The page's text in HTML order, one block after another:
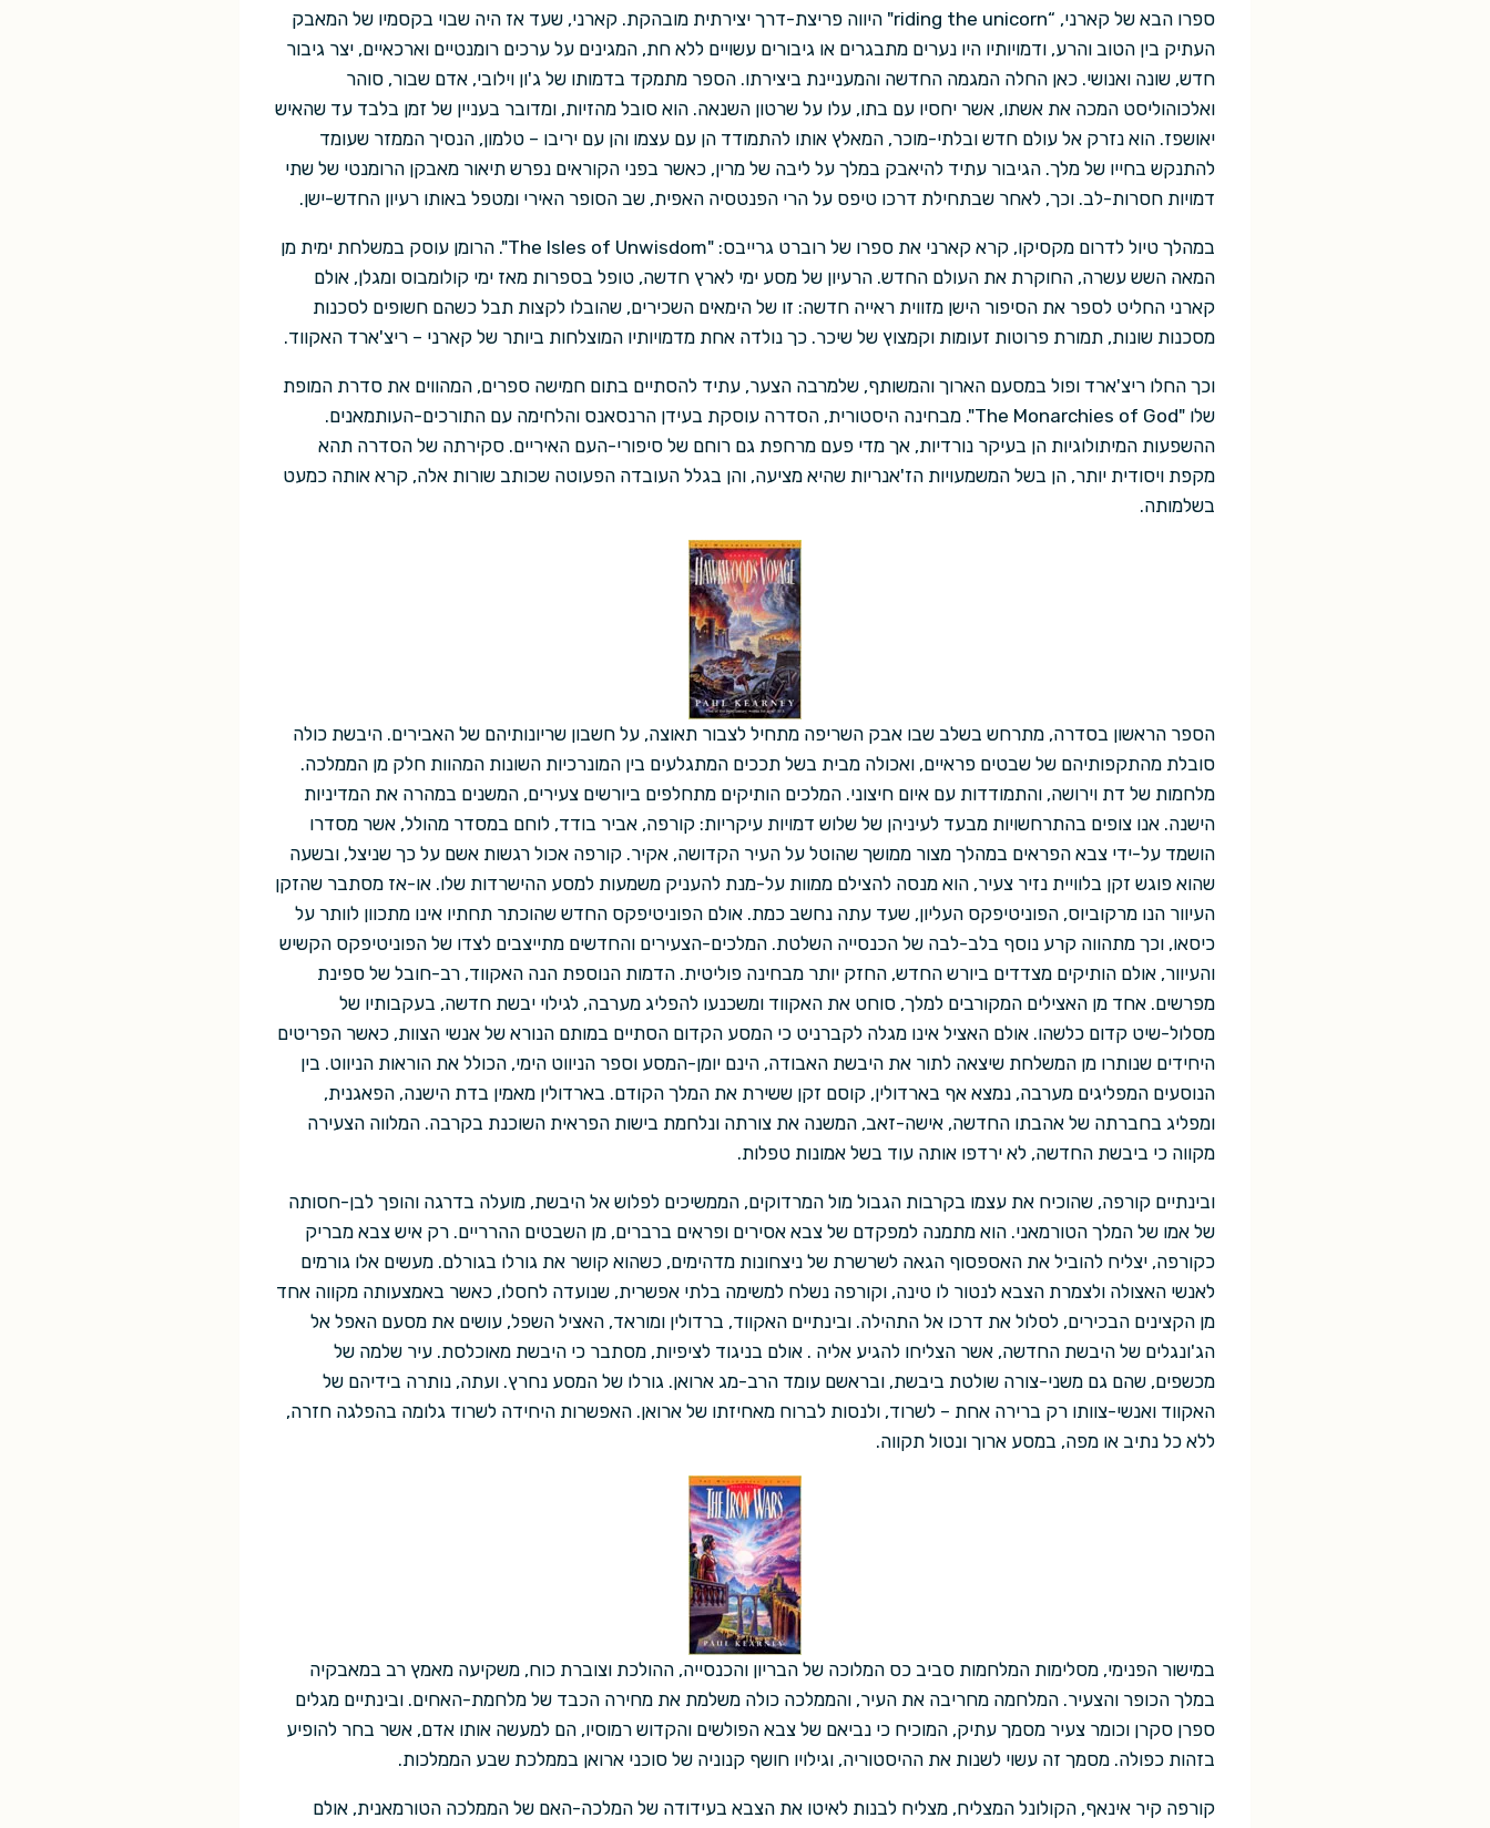
ספרו הבא של קארני, “riding the unicorn" היווה פריצת-דרך יצירתית מובהקת. קארני, שעד אז היה שבוי בקסמיו של המאבק
העתיק בין הטוב והרע, ודמויותיו היו נערים מתבגרים או גיבורים עשויים ללא חת, המגינים על ערכים רומנטיים וארכאיים, יצר גיבור
חדש, שונה ואנושי. כאן החלה המגמה החדשה והמעניינת ביצירתו. הספר מתמקד בדמותו של ג'ון וילובי, אדם שבור, סוהר
ואלכוהוליסט המכה את אשתו, אשר יחסיו עם בתו, עלו על שרטון השנאה. הוא סובל מהזיות, ומדובר בעניין של זמן בלבד עד שהאיש
יאושפז. הוא נזרק אל עולם חדש ובלתי-מוכר, המאלץ אותו להתמודד הן עם עצמו והן עם יריבו – טלמון, הנסיך הממזר שעומד
להתנקש בחייו של מלך. הגיבור עתיד להיאבק במלך על ליבה של מרין, כאשר בפני הקוראים נפרש תיאור מאבקן הרומנטי של שתי
דמויות חסרות-לב. וכך, לאחר שבתחילת דרכו טיפס על הרי הפנטסיה האפית, שב הסופר האירי ומטפל באותו רעיון החדש-ישן.
במהלך טיול לדרום מקסיקו, קרא קארני את ספרו של רוברט גרייבס: "The Isles of Unwisdom". הרומן עוסק במשלחת ימית מן
המאה השש עשרה, החוקרת את העולם החדש. הרעיון של מסע ימי לארץ חדשה, טופל בספרות מאז ימי קולומבוס ומגלן, אולם
קארני החליט לספר את הסיפור הישן מזווית ראייה חדשה: זו של הימאים השכירים, שהובלו לקצות תבל כשהם חשופים לסכנות
מסכנות שונות, תמורת פרוטות זעומות וקמצוץ של שיכר. כך נולדה אחת מדמויותיו המוצלחות ביותר של קארני – ריצ'ארד האקווד.
וכך החלו ריצ'ארד ופול במסעם הארוך והמשותף, שלמרבה הצער, עתיד להסתיים בתום חמישה ספרים, המהווים את סדרת המופת
שלו "The Monarchies of God". מבחינה היסטורית, הסדרה עוסקת בעידן הרנסאנס והלחימה עם התורכים-העותמאנים.
ההשפעות המיתולוגיות הן בעיקר נורדיות, אך מדי פעם מרחפת גם רוחם של סיפורי-העם האיריים. סקירתה של הסדרה תהא
מקפת ויסודית יותר, הן בשל המשמעויות הז'אנריות שהיא מציעה, והן בגלל העובדה הפעוטה שכותב שורות אלה, קרא אותה כמעט
בשלמותה.
הספר הראשון בסדרה, מתרחש בשלב שבו אבק השריפה מתחיל לצבור תאוצה, על חשבון שריונותיהם של האבירים. היבשת כולה
סובלת מהתקפותיהם של שבטים פראיים, ואכולה מבית בשל תככים המתגלעים בין המונרכיות השונות המהוות חלק מן הממלכה.
מלחמות של דת וירושה, והתמודדות עם איום חיצוני. המלכים הותיקים מתחלפים ביורשים צעירים, המשנים במהרה את המדיניות
הישנה. אנו צופים בהתרחשויות מבעד לעיניהן של שלוש דמויות עיקריות: קורפה, אביר בודד, לוחם במסדר מהולל, אשר מסדרו
הושמד על-ידי צבא הפראים במהלך מצור ממושך שהוטל על העיר הקדושה, אקיר. קורפה אכול רגשות אשם על כך שניצל, ובשעה
שהוא פוגש זקן בלוויית נזיר צעיר, הוא מנסה להצילם ממוות על-מנת להעניק משמעות למסע ההישרדות שלו. או-אז מסתבר שהזקן
העיוור הנו מרקוביוס, הפוניטיפקס העליון, שעד עתה נחשב כמת. אולם הפוניטיפקס החדש שהוכתר תחתיו אינו מתכוון לוותר על
כיסאו, וכך מתהווה קרע נוסף בלב-לבה של הכנסייה השלטת. המלכים-הצעירים והחדשים מתייצבים לצדו של הפוניטיפקס הקשיש
והעיוור, אולם הותיקים מצדדים ביורש החדש, החזק יותר מבחינה פוליטית. הדמות הנוספת הנה האקווד, רב-חובל של ספינת
מפרשים. אחד מן האצילים המקורבים למלך, סוחט את האקווד ומשכנעו להפליג מערבה, לגילוי יבשת חדשה, בעקבותיו של
מסלול-שיט קדום כלשהו. אולם האציל אינו מגלה לקברניט כי המסע הקדום הסתיים במותם הנורא של אנשי הצוות, כאשר הפריטים
היחידים שנותרו מן המשלחת שיצאה לתור את היבשת האבודה, הינם יומן-המסע וספר הניווט הימי, הכולל את הוראות הניווט. בין
הנוסעים המפליגים מערבה, נמצא אף בארדולין, קוסם זקן ששירת את המלך הקודם. בארדולין מאמין בדת הישנה, הפאגנית,
ומפליג בחברתה של אהבתו החדשה, אישה-זאב, המשנה את צורתה ונלחמת בישות הפראית השוכנת בקרבה. המלווה הצעירה
מקווה כי ביבשת החדשה, לא ירדפו אותה עוד בשל אמונות טפלות.
ובינתיים קורפה, שהוכיח את עצמו בקרבות הגבול מול המרדוקים, הממשיכים לפלוש אל היבשת, מועלה בדרגה והופך לבן-חסותה
של אמו של המלך הטורמאני. הוא מתמנה למפקדם של צבא אסירים ופראים ברברים, מן השבטים ההרריים. רק איש צבא מבריק
כקורפה, יצליח להוביל את האספסוף הגאה לשרשרת של ניצחונות מדהימים, כשהוא קושר את גורלו בגורלם. מעשים אלו גורמים
לאנשי האצולה ולצמרת הצבא לנטור לו טינה, וקורפה נשלח למשימה בלתי אפשרית, שנועדה לחסלו, כאשר באמצעותה מקווה אחד
מן הקצינים הבכירים, לסלול את דרכו אל התהילה. ובינתיים האקווד, ברדולין ומוראד, האציל השפל, עושים את מסעם האפל אל
הג'ונגלים של היבשת החדשה, אשר הצליחו להגיע אליה . אולם בניגוד לציפיות, מסתבר כי היבשת מאוכלסת. עיר שלמה של
מכשפים, שהם גם משני-צורה שולטת ביבשת, ובראשם עומד הרב-מג ארואן. גורלו של המסע נחרץ. ועתה, נותרה בידיהם של
האקווד ואנשי-צוותו רק ברירה אחת – לשרוד, ולנסות לברוח מאחיזתו של ארואן. האפשרות היחידה לשרוד גלומה בהפלגה חזרה,
ללא כל נתיב או מפה, במסע ארוך ונטול תקווה.
במישור הפנימי, מסלימות המלחמות סביב כס המלוכה של הבריון והכנסייה, ההולכת וצוברת כוח, משקיעה מאמץ רב במאבקיה
במלך הכופר והצעיר. המלחמה מחריבה את העיר, והממלכה כולה משלמת את מחירה הכבד של מלחמת-האחים. ובינתיים מגלים
ספרן סקרן וכומר צעיר מסמך עתיק, המוכיח כי נביאם של צבא הפולשים והקדוש רמוסיו, הם למעשה אותו אדם, אשר בחר להופיע
בזהות כפולה. מסמך זה עשוי לשנות את ההיסטוריה, וגילויו חושף קנוניה של סוכני ארואן בממלכת שבע הממלכות.
קורפה קיר אינאף, הקולונל המצליח, מצליח לבנות לאיטו את הצבא בעידודה של המלכה-האם של הממלכה הטורמאנית, אולם